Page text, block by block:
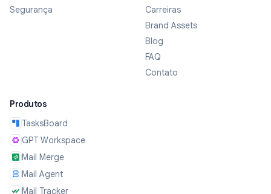
Segurança
Carreiras
Brand Assets
Blog
FAQ
Contato
Produtos
TasksBoard
GPT Workspace
Mail Merge
Mail Agent
Mail Tracker